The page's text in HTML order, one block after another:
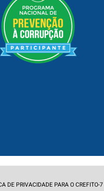
DE PRIVACIDADE PARA O CREFITO-7